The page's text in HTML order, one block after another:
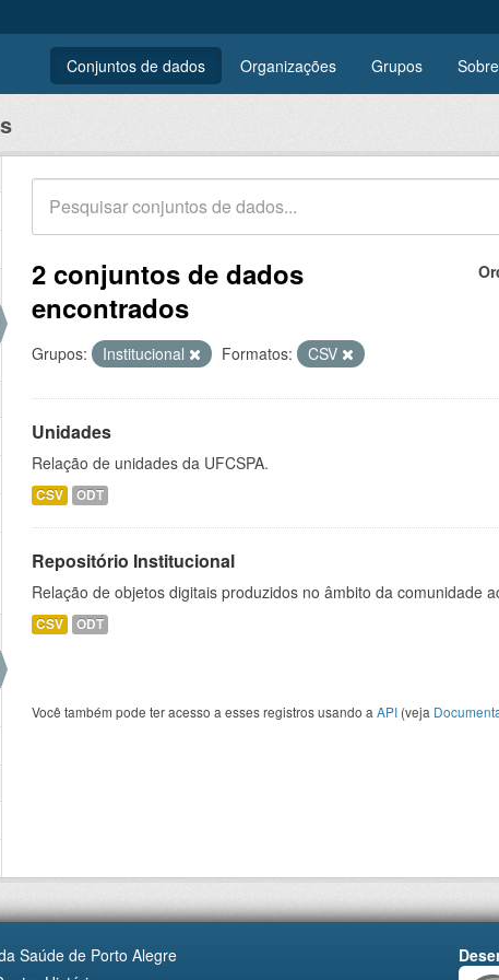
Conjuntos de dados Organizações Grupos Sobre
2 conjuntos de dados
encontrados
Grupos: Institucional Formatos: CSV
Unidades
Relação de unidades da UFCSPA.
CSV ODT
Repositório Institucional
Relação de objetos digitais produzidos no âmbito da comunidade
CSV ODT
Você também pode ter acesso a esses registros usando a API (veja
Saúde de Porto Alegre